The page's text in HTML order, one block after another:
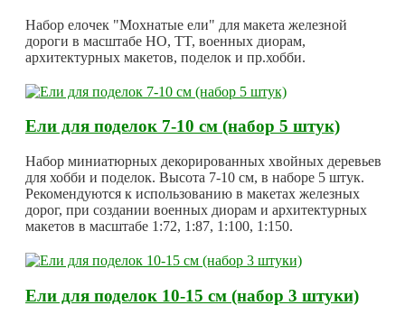
Набор елочек "Мохнатые ели" для макета железной
дороги в масштабе HO, TT, военных диорам,
архитектурных макетов, поделок и пр.хобби.
Ели для поделок 7-10 см (набор 5 штук)
Набор миниатюрных декорированных хвойных деревьев
для хобби и поделок. Высота 7-10 см, в наборе 5 штук.
Рекомендуются к использованию в макетах железных
дорог, при создании военных диорам и архитектурных
макетов в масштабе 1:72, 1:87, 1:100, 1:150.
Ели для поделок 10-15 см (набор 3 штуки)